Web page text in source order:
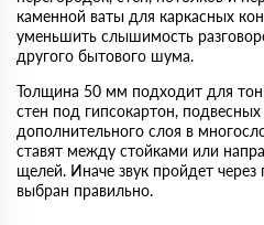
каменной ваты для каркасных
уменьшить слышимость
другого бытового шума.
Толщина 50 мм подходит для
стен под гипсокартон,
дополнительного слоя в
ставят между стойками или
щелей. Иначе звук пройдет
выбран правильно.